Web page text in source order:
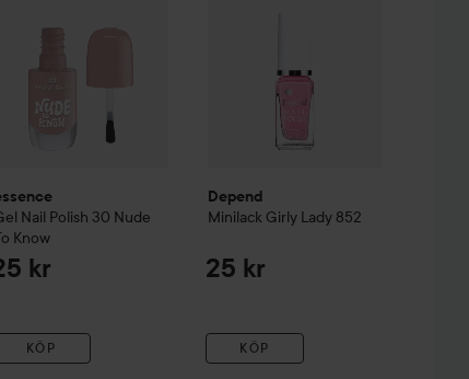
Nail Polish 30 Nude
Know
kr
KÖP
Depend
Minilack Girly Lady 852
25 kr
KÖP